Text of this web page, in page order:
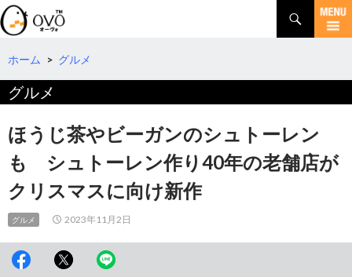
検
索
コ
テ
ツ
へ
動
ホーム > グルメ
グルメ
ほうじ茶やビーガンのシュトーレン
も シュトーレン作り40年の老舗店が
クリスマスに向け新作
グルメ 2023年11月2日